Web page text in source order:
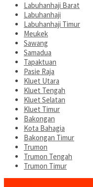
Labuhanhaji Barat
Labuhanhaji
Labuhanhaji Timur
Meukek
Sawang
Samadua
Tapaktuan
Pasie Raja
Kluet Utara
Kluet Tengah
Kluet Selatan
Kluet Timur
Bakongan
Kota Bahagia
Bakongan Timur
Trumon
Trumon Tengah
Trumon Timur